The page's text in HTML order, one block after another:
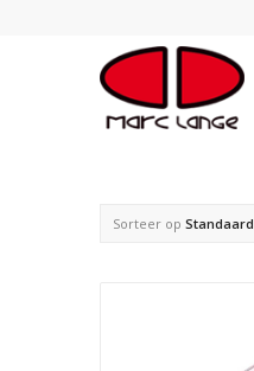
Sorteer op Standaard